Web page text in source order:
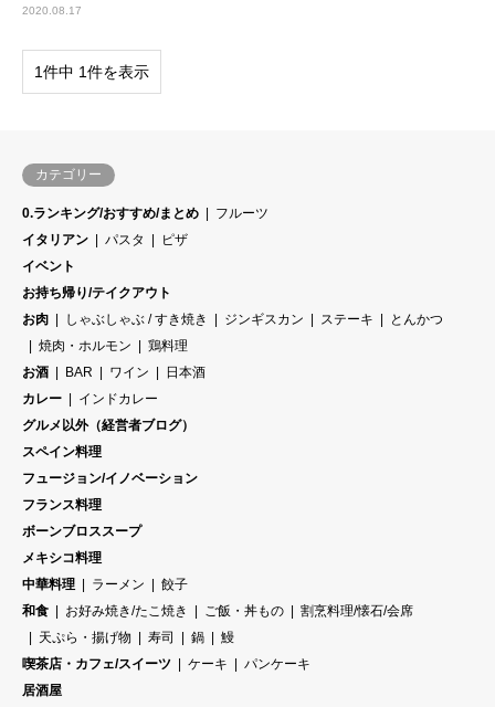
2020.08.17
1件中 1件を表示
カテゴリー
0.ランキング/おすすめ/まとめ
フルーツ
イタリアン
パスタ
ピザ
イベント
お持ち帰り/テイクアウト
お肉
しゃぶしゃぶ / すき焼き ジンギスカン ステーキ
とんかつ
焼肉・ホルモン
鶏料理
お酒
BAR ワイン
日本酒
カレー
インドカレー
グルメ以外（経営者ブログ）
スペイン料理
フュージョン/イノベーション
フランス料理
ボーンブロススープ
メキシコ料理
中華料理
ラーメン
餃子
和食
お好み焼き/たこ焼き ご飯・丼もの
割烹料理/懐石/会席
天ぷら・揚げ物
寿司 鍋
鰻
喫茶店・カフェ/スイーツ
ケーキ
パンケーキ
居酒屋